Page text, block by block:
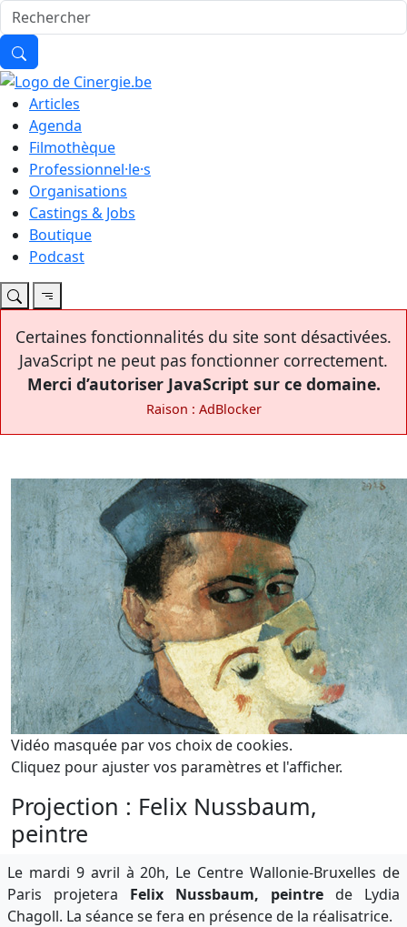
Articles
Agenda
Filmothèque
Professionnel·le·s
Organisations
Castings & Jobs
Boutique
Podcast
Certaines fonctionnalités du site sont désactivées.
JavaScript ne peut pas fonctionner correctement.
Merci d’autoriser JavaScript sur ce domaine.
Raison : AdBlocker
Vidéo masquée par vos choix de cookies.
Cliquez pour ajuster vos paramètres et l'afficher.
Projection : Felix Nussbaum,
peintre
Le mardi 9 avril à 20h, Le Centre Wallonie-Bruxelles de
Paris projetera Felix Nussbaum, peintre de Lydia
Chagoll. La séance se fera en présence de la réalisatrice.